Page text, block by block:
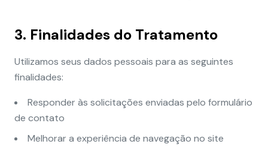
3. Finalidades do Tratamento
Utilizamos seus dados pessoais para as seguintes
finalidades:
Responder às solicitações enviadas pelo formulário
de contato
Melhorar a experiência de navegação no site